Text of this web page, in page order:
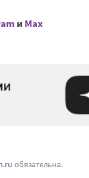
и Mах
обязательна.